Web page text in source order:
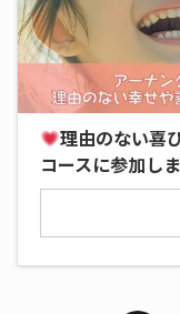
理由のない喜
コースに参加し